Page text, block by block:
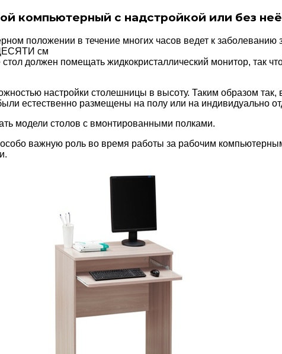
компьютерный с надстройкой или без неё
положении в течение многих часов ведет к заболеванию
см
должен помещать жидкокристаллический монитор, так
настройки столешницы в высоту. Таким образом так,
естественно размещены на полу или на индивидуально
модели столов с вмонтированными полками.
важную роль во время работы за рабочим